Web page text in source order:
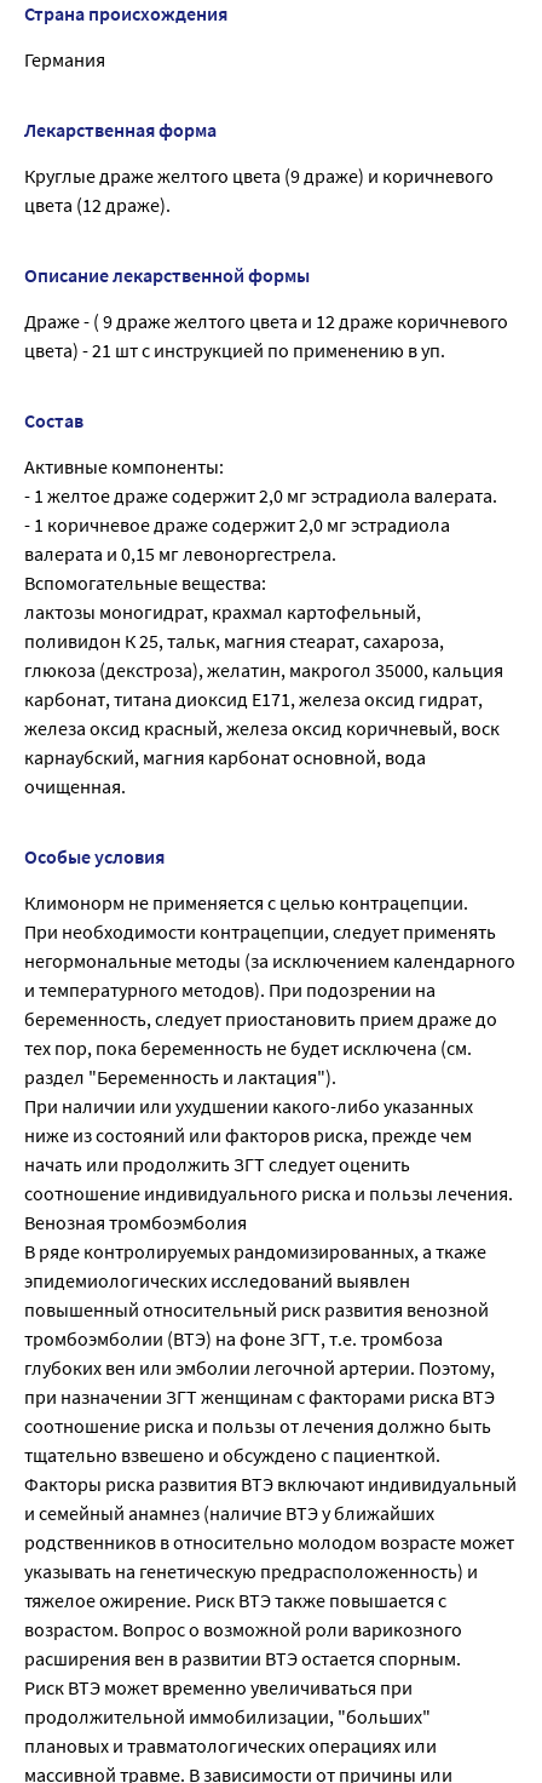
Страна происхождения
Германия
Лекарственная форма
Круглые драже желтого цвета (9 драже) и коричневого
цвета (12 драже).
Описание лекарственной формы
Драже - ( 9 драже желтого цвета и 12 драже коричневого
цвета) - 21 шт с инструкцией по применению в уп.
Состав
Активные компоненты:
- 1 желтое драже содержит 2,0 мг эстрадиола валерата.
- 1 коричневое драже содержит 2,0 мг эстрадиола
валерата и 0,15 мг левоноргестрела.
Вспомогательные вещества:
лактозы моногидрат, крахмал картофельный,
поливидон К 25, тальк, магния стеарат, сахароза,
глюкоза (декстроза), желатин, макрогол 35000, кальция
карбонат, титана диоксид Е171, железа оксид гидрат,
железа оксид красный, железа оксид коричневый, воск
карнаубский, магния карбонат основной, вода
очищенная.
Особые условия
Климонорм не применяется с целью контрацепции.
При необходимости контрацепции, следует применять
негормональные методы (за исключением календарного
и температурного методов). При подозрении на
беременность, следует приостановить прием драже до
тех пор, пока беременность не будет исключена (см.
раздел "Беременность и лактация").
При наличии или ухудшении какого-либо указанных
ниже из состояний или факторов риска, прежде чем
начать или продолжить ЗГТ следует оценить
соотношение индивидуального риска и пользы лечения.
Венозная тромбоэмболия
В ряде контролируемых рандомизированных, а ткаже
эпидемиологических исследований выявлен
повышенный относительный риск развития венозной
тромбоэмболии (ВТЭ) на фоне ЗГТ, т.е. тромбоза
глубоких вен или эмболии легочной артерии. Поэтому,
при назначении ЗГТ женщинам с факторами риска ВТЭ
соотношение риска и пользы от лечения должно быть
тщательно взвешено и обсуждено с пациенткой.
Факторы риска развития ВТЭ включают индивидуальный
и семейный анамнез (наличие ВТЭ у ближайших
родственников в относительно молодом возрасте может
указывать на генетическую предрасположенность) и
тяжелое ожирение. Риск ВТЭ также повышается с
возрастом. Вопрос о возможной роли варикозного
расширения вен в развитии ВТЭ остается спорным.
Риск ВТЭ может временно увеличиваться при
продолжительной иммобилизации, "больших"
плановых и травматологических операциях или
массивной травме. В зависимости от причины или